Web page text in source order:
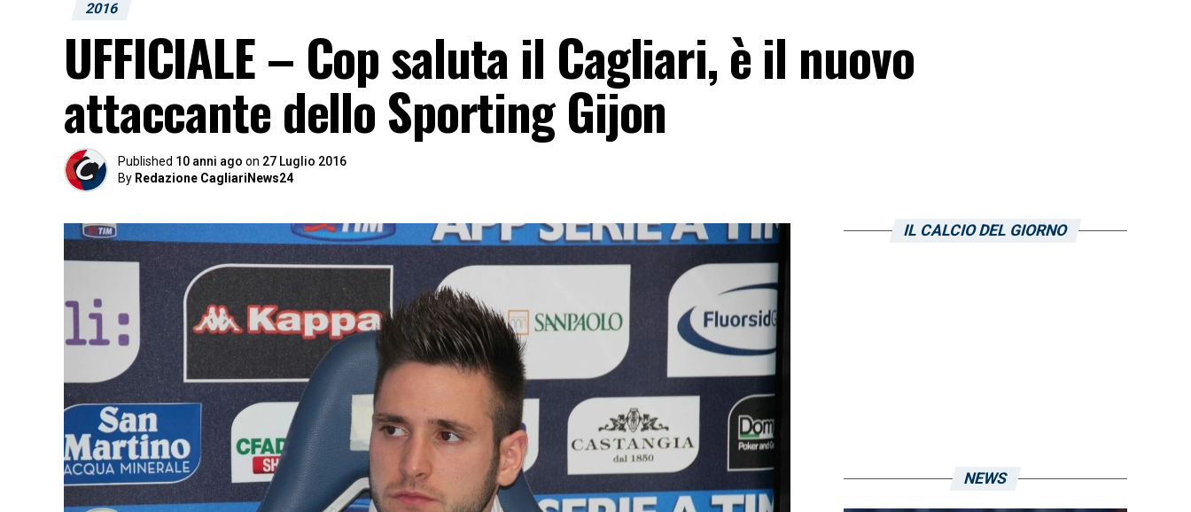
2016
UFFICIALE – Cop saluta il Cagliari, è il nuovo
attaccante dello Sporting Gijon
Published 10 anni ago on 27 Luglio 2016
By Redazione CagliariNews24
IL CALCIO DEL GIORNO
NEWS